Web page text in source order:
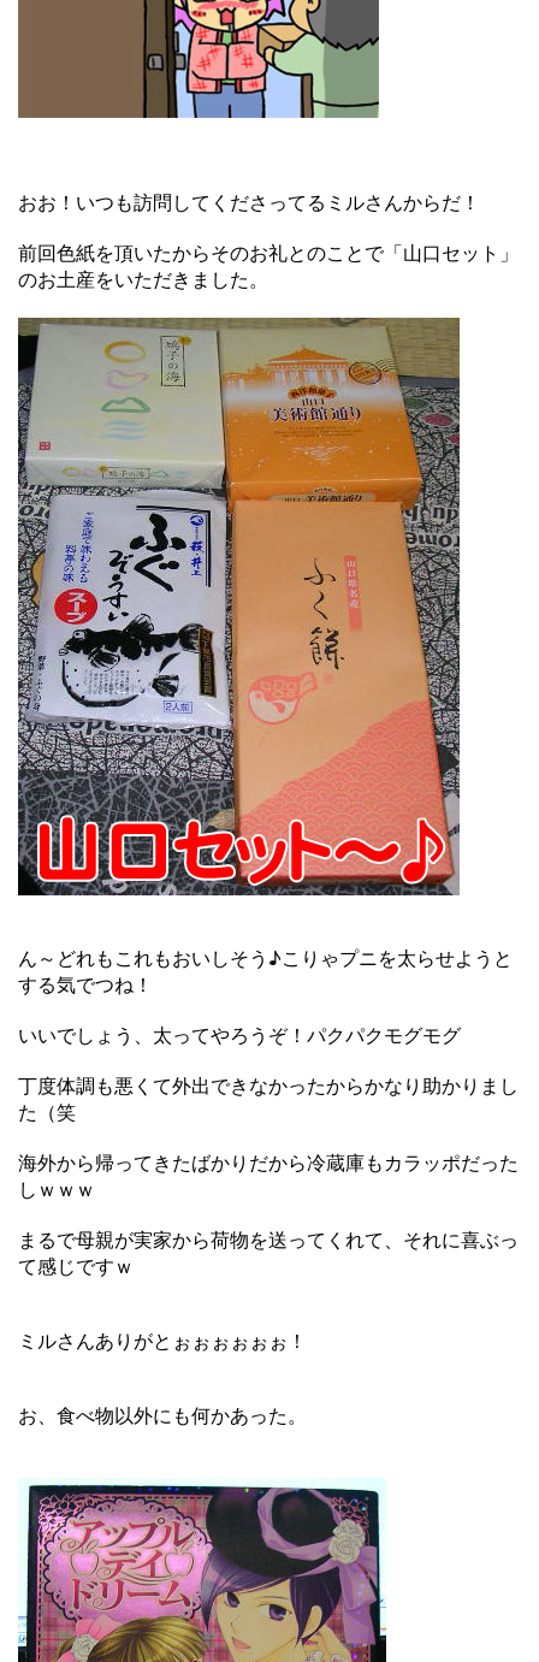
おお！いつも訪問してくださってるミルさんからだ！
前回色紙を頂いたからそのお礼とのことで「山口セット」
のお土産をいただきました。
ん～どれもこれもおいしそう♪こりゃプニを太らせようと
する気でつね！
いいでしょう、太ってやろうぞ！パクパクモグモグ
丁度体調も悪くて外出できなかったからかなり助かりまし
た（笑
海外から帰ってきたばかりだから冷蔵庫もカラッポだった
しｗｗｗ
まるで母親が実家から荷物を送ってくれて、それに喜ぶっ
て感じですｗ
ミルさんありがとぉぉぉぉぉぉ！
お、食べ物以外にも何かあった。